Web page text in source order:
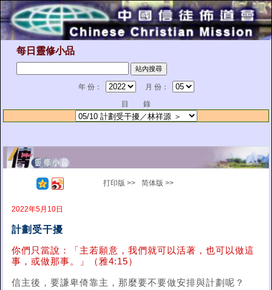
每日靈修小品
年 份：
月 份：
目 錄
打印版 >> 简体版 >>
2022年5月10日
計劃受干擾
你們只當說：「主若願意，我們就可以活著，也可以做這
事，或做那事。」（雅4:15）
信主後，要謙卑倚靠主，那麼要不要做安排與計劃呢？